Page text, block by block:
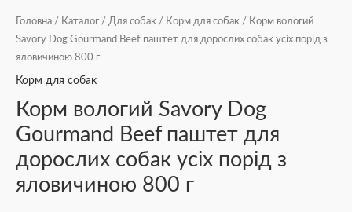
Головна / Каталог / Для собак / Корм для собак / Корм вологий
Savory Dog Gourmand Beef паштет для дорослих собак усіх порід з
яловичиною 800 г
Корм для собак
Корм вологий Savory Dog
Gourmand Beef паштет для
дорослих собак усіх порід з
яловичиною 800 г
з
яловичиною
800
г